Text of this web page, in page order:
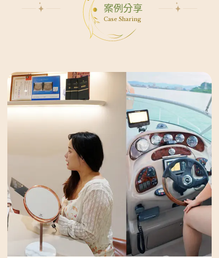
案例分享
Case Sharing